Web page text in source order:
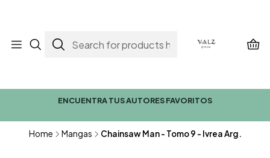
ENCUENTRA TUS AUTORES FAVORITOS
Home Mangas Chainsaw Man - Tomo 9 - Ivrea Arg.